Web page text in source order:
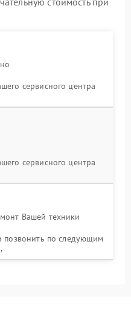
сервисного центра
сервисного центра
Вашей техники
позвонить по следующим